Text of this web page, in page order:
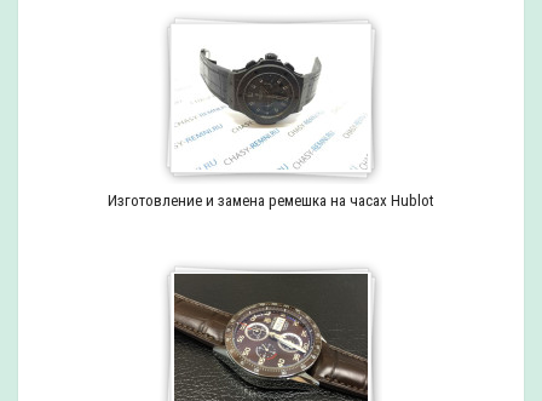
Изготовление и замена ремешка на часах Hublot